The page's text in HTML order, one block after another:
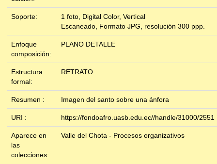
Soporte:
1 foto, Digital Color, Vertical
Escaneado, Formato JPG, resolución 300 ppp.
Enfoque
composición:
PLANO DETALLE
Estructura
formal:
RETRATO
Resumen : Imagen del santo sobre una ánfora
URI : https://fondoafro.uasb.edu.ec//handle/31000/2551
Aparece en
las
colecciones:
Valle del Chota - Procesos organizativos